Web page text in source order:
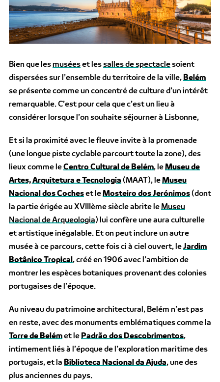
Bien que lesmuséeset lessalles de spectaclesoient
dispersées sur l’ensemble du territoire de la ville, Belém
se présente comme un concentré de culture d’un intérêt
remarquable. C’est pour cela que c’est un lieu à
considérer lorsque l’on souhaite séjourner à Lisbonne,
Et si la proximité avec le fleuve invite à la promenade
(une longue piste cyclable parcourt toute la zone), des
lieux comme leCentro Cultural de Belém, leMuseu de
Artes, Arquitetura e Tecnologia (MAAT), leMuseu
Nacional dos Cocheset leMosteiro dos Jerónimos(dont
la partie érigée au XVIIIème siècle abrite le Museu
Nacional de Arqueologia) lui confère une aura culturelle
et artistique inégalable. Et on peut inclure un autre
musée à ce parcours, cette fois ci à ciel ouvert, leJardim
Botânico Tropical, créé en 1906 avec l’ambition de
montrer les espèces botaniques provenant des colonies
portugaises de l’époque.
Au niveau du patrimoine architectural, Belém n’est pas
en reste, avec des monuments emblématiques comme la
Torre de Belémet le Padrão dos Descobrimentos,
intimement liés à l’époque de l’exploration maritime des
portugais, et la Biblioteca Nacional da Ajuda, une des
plus anciennes du pays.